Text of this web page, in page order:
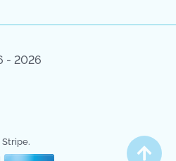
- 2026
Stripe.